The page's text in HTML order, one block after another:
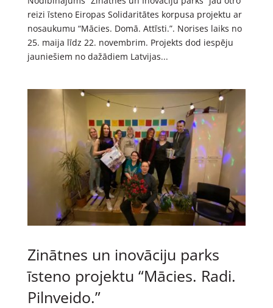
reizi īsteno Eiropas Solidaritātes korpusa projektu ar
nosaukumu “Mācies. Domā. Attīsti.”. Norises laiks no
25. maija līdz 22. novembrim. Projekts dod iespēju
jauniešiem no dažādiem Latvijas...
Zinātnes un inovāciju parks
īsteno projektu “Mācies. Radi.
Pilnveido.”